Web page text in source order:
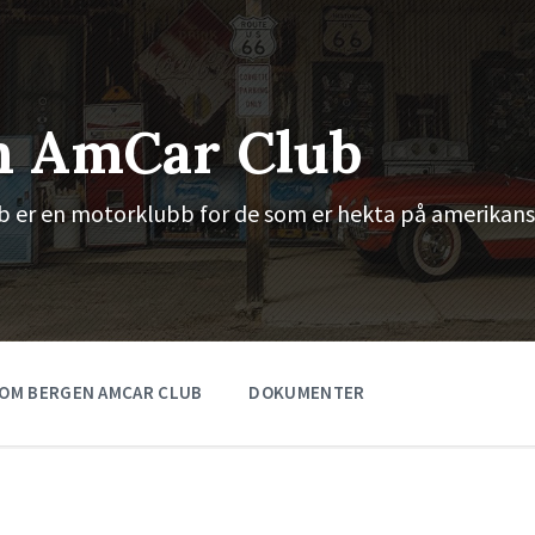
AmCar Club
er en motorklubb for de som er hekta på
OM BERGEN AMCAR CLUB DOKUMENTER